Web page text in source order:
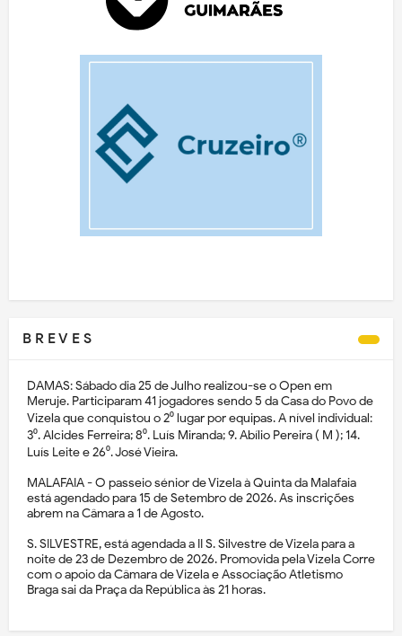
B R E V E S
DAMAS: Sábado dia 25 de Julho realizou-se o Open em
Meruje. Participaram 41 jogadores sendo 5 da Casa do Povo de
Vizela que conquistou o 2⁰ lugar por equipas. A nível individual:
3⁰. Alcides Ferreira; 8⁰. Luís Miranda; 9. Abílio Pereira ( M ); 14.
Luís Leite e 26⁰. José Vieira.
MALAFAIA - O passeio sénior de Vizela à Quinta da Malafaia
está agendado para 15 de Setembro de 2026. As inscrições
abrem na Câmara a 1 de Agosto.
S. SILVESTRE, está agendada a II S. Silvestre de Vizela para a
noite de 23 de Dezembro de 2026. Promovida pela Vizela Corre
com o apoio da Câmara de Vizela e Associação Atletismo
Braga sai da Praça da República às 21 horas.